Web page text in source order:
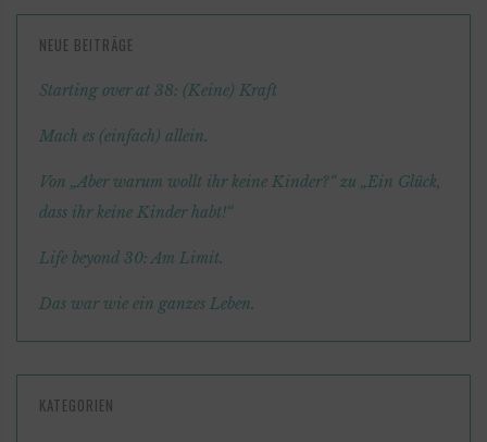
NEUE BEITRÄGE
Starting over at 38: (Keine) Kraft
Mach es (einfach) allein.
Von „Aber warum wollt ihr keine Kinder?“ zu „Ein Glück,
dass ihr keine Kinder habt!“
Life beyond 30: Am Limit.
Das war wie ein ganzes Leben.
KATEGORIEN